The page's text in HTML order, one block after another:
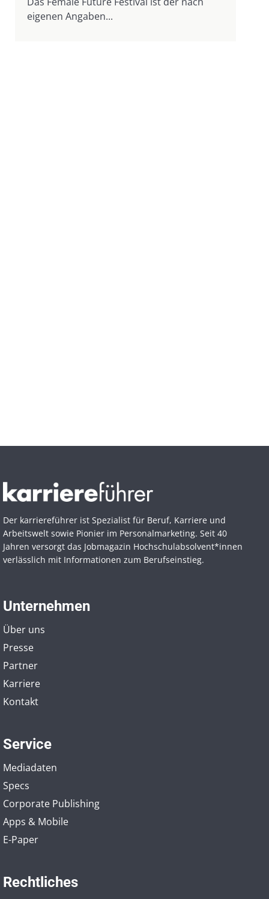
eigenen Angaben...
Der karriereführer ist Spezialist für Beruf, Karriere und
Arbeitswelt sowie Pionier im Personal­marketing. Seit 40
Jahren versorgt das Jobmagazin Hochschul­absolvent*innen
verlässlich mit Informationen zum Berufseinstieg.
Unternehmen
Über uns
Presse
Partner
Karriere
Kontakt
Service
Mediadaten
Specs
Corporate Publishing
Apps & Mobile
E-Paper
Rechtliches